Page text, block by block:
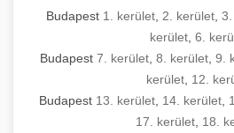
Budapest 1. kerület 2. kerület
kerület 6.
Budapest 7. kerület, 8. kerület, 9.
kerület 12.
Budapest 13. kerület 14. kerület
17. kerület 18.